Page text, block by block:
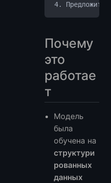
4. Предложите
Почему
это
работае
т
Модель
была
обучена на
структури
рованных
данных